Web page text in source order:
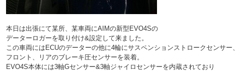
本日は出張にて某所、某車両にAIMの新型EVO4Sの
データーロガーを取り付け&設定して来ました。
この車両にはECUのデーターの他に4輪にサスペンションストロークセンサー、
フロント、リアのブレーキ圧センサーを装着。
EVO4S本体には3軸Gセンサー&3軸ジャイロセンサーを内蔵されており